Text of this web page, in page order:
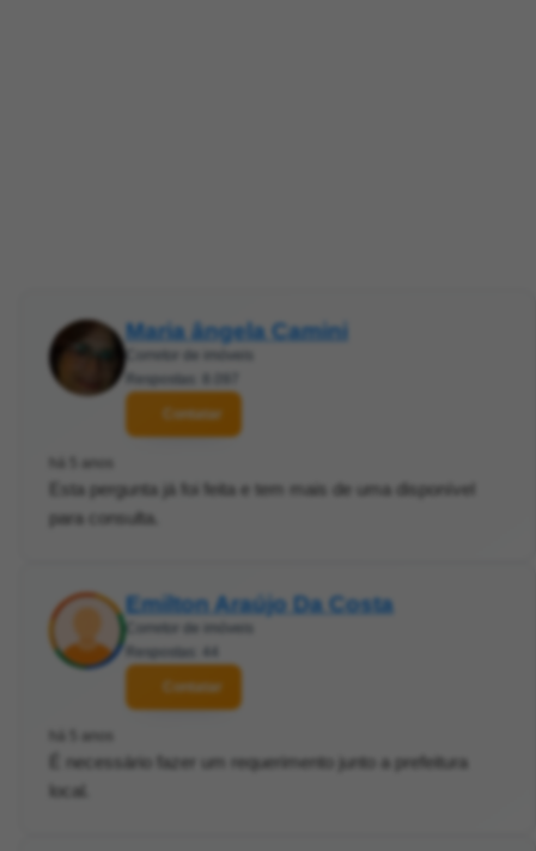
Maria ângela Camini
Corretor de imóveis
Respostas: 8.097
Contatar
há 5 anos
Esta pergunta já foi feita e tem mais de uma disponível
para consulta.
Emilton Araújo Da Costa
Corretor de imóveis
Respostas: 44
Contatar
há 5 anos
É necessário fazer um requerimento junto a prefeitura
local.